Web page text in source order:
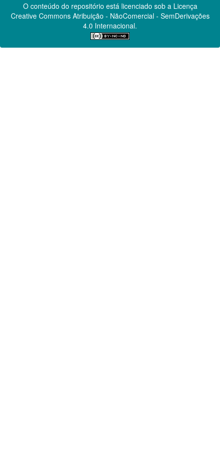
O conteúdo do repositório está licenciado sob a Licença
Creative CommonsAtribuição - NãoComercial - SemDerivações
4.0 Internacional.